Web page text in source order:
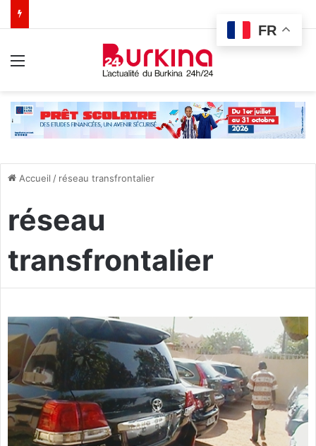
Accueil / réseau transfrontalier
réseau
transfrontalier
FR